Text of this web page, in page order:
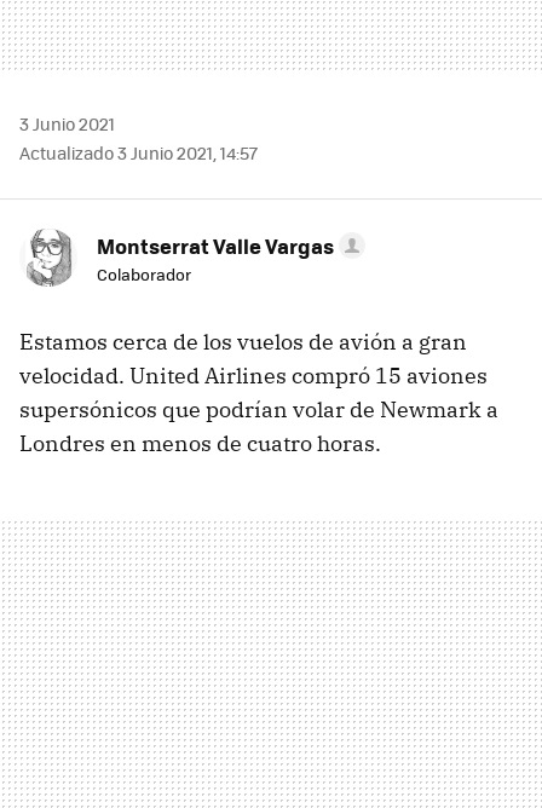
3 Junio 2021
Actualizado 3 Junio 2021, 14:57
Montserrat Valle Vargas
Colaborador
Estamos cerca de los vuelos de avión a gran
velocidad. United Airlines compró 15 aviones
supersónicos que podrían volar de Newmark a
Londres en menos de cuatro horas.